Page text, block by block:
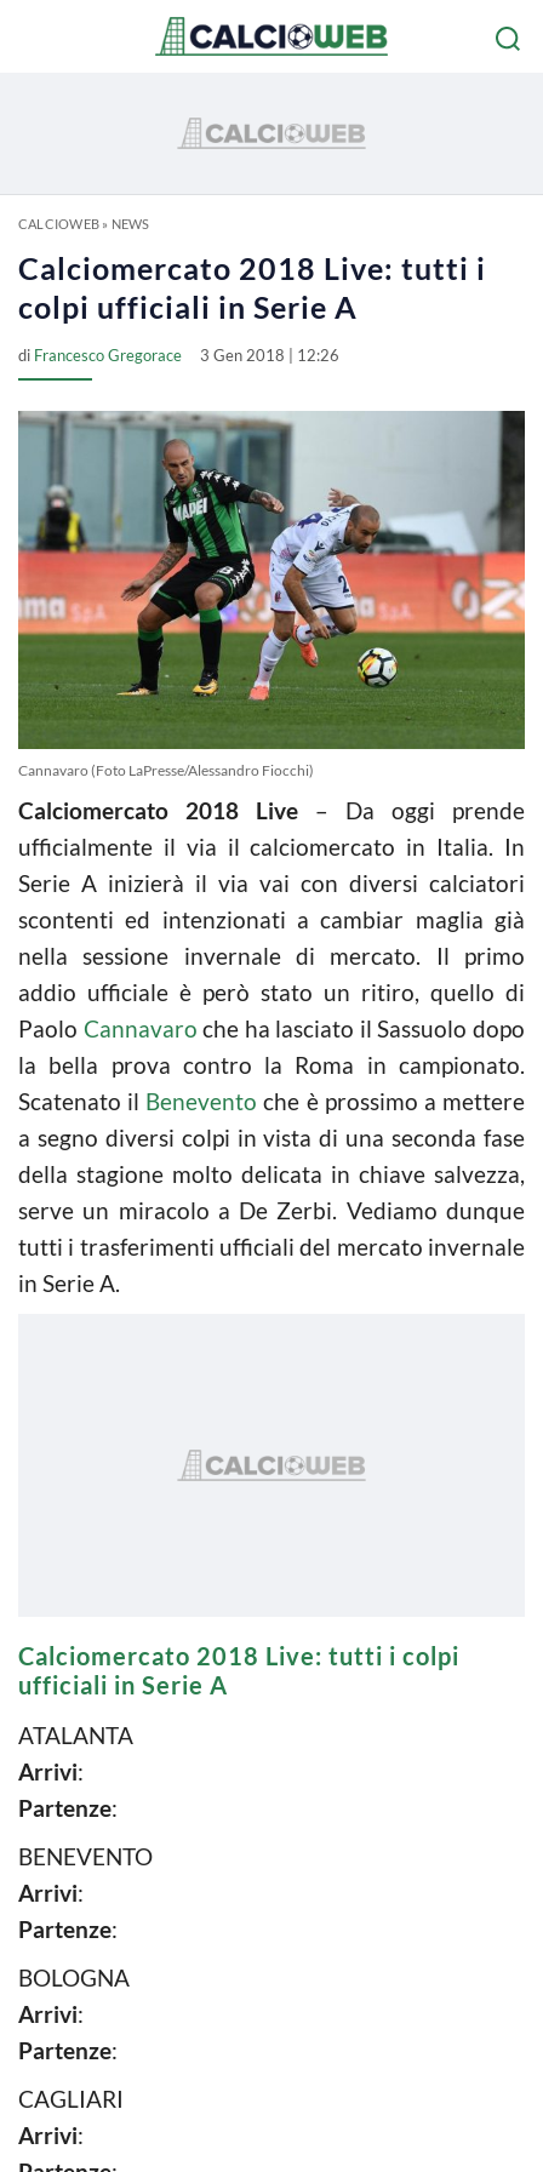
CALCIOWEB» NEWS
Calciomercato 2018 Live: tutti i
colpi ufficiali in Serie A
di Francesco Gregorace 3 Gen 2018 | 12:26
Cannavaro (Foto LaPresse/Alessandro Fiocchi)
Calciomercato 2018 Live – Da oggi prende
ufficialmente il via il calciomercato in Italia. In
Serie A inizierà il via vai con diversi calciatori
scontenti ed intenzionati a cambiar maglia già
nella sessione invernale di mercato. Il primo
addio ufficiale è però stato un ritiro, quello di
Paolo Cannavaro che ha lasciato il Sassuolo dopo
la bella prova contro la Roma in campionato.
Scatenato il Beneventoche è prossimo a mettere
a segno diversi colpi in vista di una seconda fase
della stagione molto delicata in chiave salvezza,
serve un miracolo a De Zerbi. Vediamo dunque
tutti i trasferimenti ufficiali del mercato invernale
in Serie A.
Calciomercato 2018 Live: tutti i colpi
ufficiali in Serie A
ATALANTA
Arrivi:
Partenze:
BENEVENTO
Arrivi:
Partenze:
BOLOGNA
Arrivi:
Partenze:
CAGLIARI
Arrivi: